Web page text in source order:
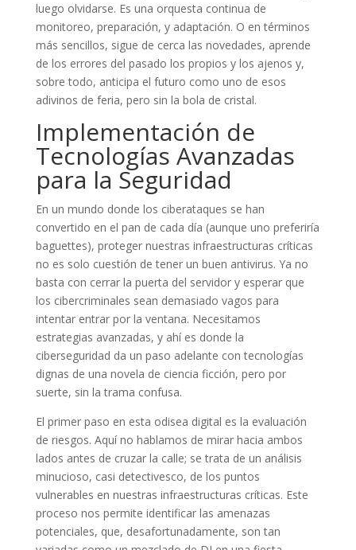
luego olvidarse. Es una orquesta continua de
monitoreo, preparación, y adaptación. O en términos
más sencillos, sigue de cerca las novedades, aprende
de los errores del pasado los propios y los ajenos y,
sobre todo, anticipa el futuro como uno de esos
adivinos de feria, pero sin la bola de cristal.
Implementación de
Tecnologías Avanzadas
para la Seguridad
En un mundo donde los ciberataques se han
convertido en el pan de cada día (aunque uno preferiría
baguettes), proteger nuestras infraestructuras críticas
no es solo cuestión de tener un buen antivirus. Ya no
basta con cerrar la puerta del servidor y esperar que
los cibercriminales sean demasiado vagos para
intentar entrar por la ventana. Necesitamos
estrategias avanzadas, y ahí es donde la
ciberseguridad da un paso adelante con tecnologías
dignas de una novela de ciencia ficción, pero por
suerte, sin la trama confusa.
El primer paso en esta odisea digital es la evaluación
de riesgos. Aquí no hablamos de mirar hacia ambos
lados antes de cruzar la calle; se trata de un análisis
minucioso, casi detectivesco, de los puntos
vulnerables en nuestras infraestructuras críticas. Este
proceso nos permite identificar las amenazas
potenciales, que, desafortunadamente, son tan